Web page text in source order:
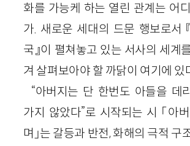
화를 가능케 하는 열린 관계는 어
가. 새로운 세대의 드문 행보로서
국』이 펼쳐놓고 있는 서사의 세계
겨 살펴보아야 할 까닭이 여기에 있
“아버지는 단 한번도 아들을 데
가지 않았다”로 시작되는 시 「아
며」는 갈등과 반전, 화해의 극적 구